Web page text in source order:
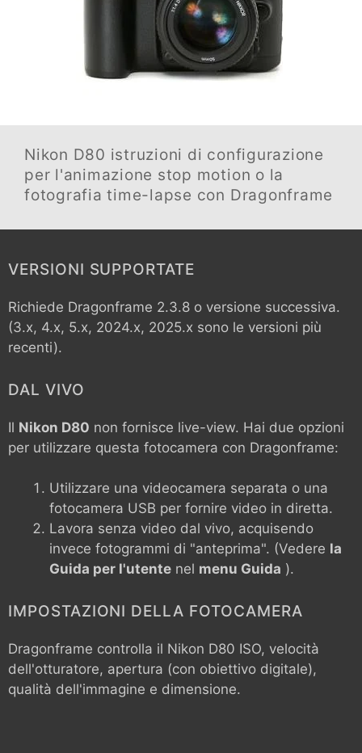
Nikon D80 istruzioni di configurazione
per l'animazione stop motion o la
fotografia time-lapse con Dragonframe
VERSIONI SUPPORTATE
Richiede Dragonframe 2.3.8 o versione successiva.
(3.x, 4.x, 5.x, 2024.x, 2025.x sono le versioni più
recenti).
DAL VIVO
Il Nikon D80 non fornisce live-view. Hai due opzioni
per utilizzare questa fotocamera con Dragonframe:
Utilizzare una videocamera separata o una
fotocamera USB per fornire video in diretta.
Lavora senza video dal vivo, acquisendo
invece fotogrammi di "anteprima". (Vedere la
Guida per l'utente nel menu Guida ).
IMPOSTAZIONI DELLA FOTOCAMERA
Dragonframe controlla il Nikon D80 ISO, velocità
dell'otturatore, apertura (con obiettivo digitale),
qualità dell'immagine e dimensione.